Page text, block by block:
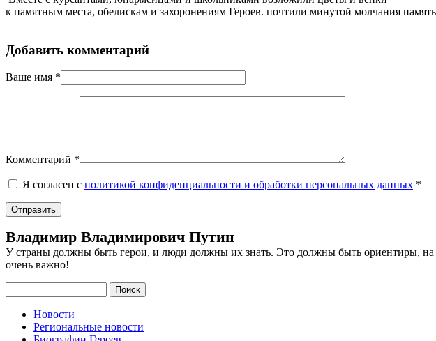
к памятным места, обелискам и захоронениям Героев. почтили минутой молчания
Добавить комментарий
Ваше имя *
Комментарий *
Я согласен с политикой конфиденциальности и обработки персональных данных *
Владимир Владимирович Путин
У страны должны быть герои, и люди должны их знать. Это должны быть ориентиры, на
очень важно!
Поиск
Новости
Региональные новости